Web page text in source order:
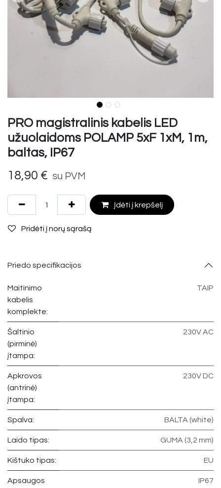
PRO magistralinis kabelis LED
užuolaidoms POLAMP 5xF 1xM, 1m,
baltas, IP67
18,90 € su PVM
Įdėti į krepšelį
Pridėti į norų sąrašą
Priedo specifikacijos
Maitinimo
kabelis
komplekte:
TAIP
Šaltinio
(pirminė)
įtampa:
230V AC
Apkrovos
(antrinė)
įtampa:
230V DC
Spalva: BALTA (white)
Laido tipas: GUMA (3,2 mm)
Kištuko tipas: EU
Apsaugos
IP67